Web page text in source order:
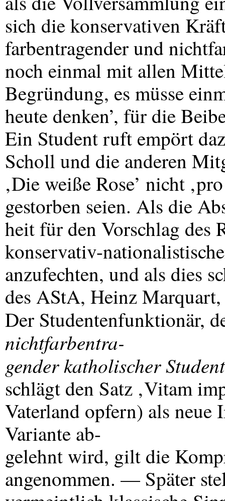
sich die konservativen
farbentragender und
noch einmal mit allen
Begründung, es müsse
heute denken’, für die
Ein Student ruft empört
Scholl und die anderen
‚Die weiße Rose’ nicht
gestorben seien. Als die
heit für den Vorschlag des
konservativ-
anzufechten, und als dies
des AStA, Heinz
Der Studentenfunktionär,
nichtfarbentra-
gender katholischer
schlägt den Satz ‚Vitam
Vaterland opfern) als neue
Variante ab-
gelehnt wird, gilt die
angenommen. — Später